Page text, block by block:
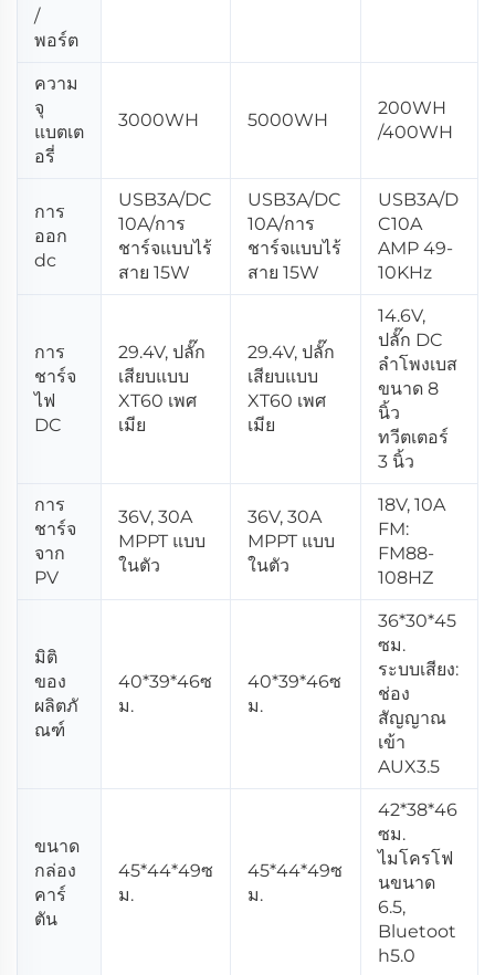
/
พอร์ต
ความ
จุ
แบตเต
อรี่
3000WH 5000WH
200WH
/400WH
การ
ออก
dc
USB3A/DC
10A/การ
ชาร์จแบบไร้
สาย 15W
USB3A/DC
10A/การ
ชาร์จแบบไร้
สาย 15W
USB3A/D
C10A
AMP 49-
10KHz
การ
ชาร์จ
ไฟ
DC
29.4V, ปลั๊ก
เสียบแบบ
XT60 เพศ
เมีย
29.4V, ปลั๊ก
เสียบแบบ
XT60 เพศ
เมีย
14.6V,
ปลั๊ก DC
ลำโพงเบส
ขนาด 8
นิ้ว
ทวีตเตอร์
3 นิ้ว
การ
ชาร์จ
จาก
PV
36V, 30A
MPPT แบบ
ในตัว
36V, 30A
MPPT แบบ
ในตัว
18V, 10A
FM:
FM88-
108HZ
มิติ
ของ
ผลิตภั
ณฑ์
40*39*46ซ
ม.
40*39*46ซ
ม.
36*30*45
ซม.
ระบบเสียง:
ช่อง
สัญญาณ
เข้า
AUX3.5
ขนาด
กล่อง
คาร์
ตัน
45*44*49ซ
ม.
45*44*49ซ
ม.
42*38*46
ซม.
ไมโครโฟ
นขนาด
6.5,
Bluetoot
h5.0